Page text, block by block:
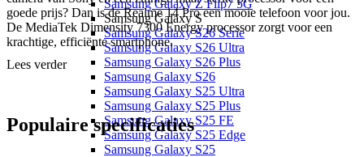
Samsung Galaxy Z Flip7 5G
Samsung Galaxy S
Samsung Galaxy S26 Serie
Samsung Galaxy S26 Ultra
Samsung Galaxy S26 Plus
Samsung Galaxy S26
Samsung Galaxy S25 Ultra
Samsung Galaxy S25 Plus
Samsung Galaxy S25 FE
Samsung Galaxy S25 Edge
Samsung Galaxy S25
goede prijs? Dan is de Realme 14 Pro een mooie telefoon voor jou.
De MediaTek Dimensity 7300 Energy processor zorgt voor een
krachtige, efficiënte smartphone.
Haarscherpe foto’s en filmpjes
Maak prachtige foto’s op de Sony camera van 50 MP en film
verbluffende video’s in 4K. Gebruik de geavanceerde flitser om je
foto’s of filmpjes te belichten met de perfecte kleurtemperatuur. Leg
met de Realme 14 Pro de mooiste momenten uit je leven vast.
Lees verder
Populairespecificaties